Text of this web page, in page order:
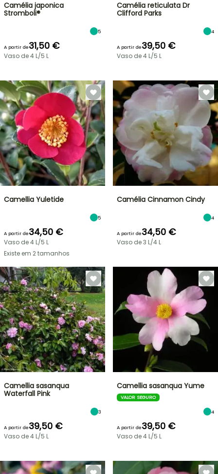
Camélia japonica
Stromboli®
5
A partir de31,50 €
Vaso de 4 L/5 L
Camélia reticulata Dr
Clifford Parks
4
A partir de39,50 €
Vaso de 4 L/5 L
Camellia Yuletide
5
A partir de34,50 €
Vaso de 4 L/5 L
Existe em 2 tamanhos
Camélia Cinnamon Cindy
4
A partir de34,50 €
Vaso de 3 L/4 L
Camellia sasanqua
Waterfall Pink
3
A partir de39,50 €
Vaso de 4 L/5 L
Camellia sasanqua Yume
VALOR SEGURO
4
A partir de39,50 €
Vaso de 4 L/5 L